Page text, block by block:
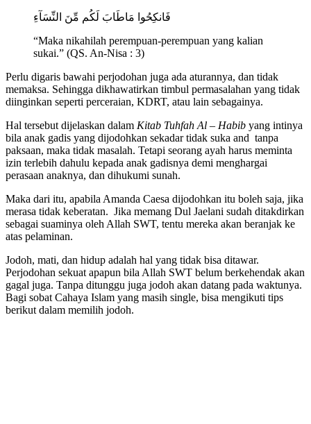
فَانكِحُوا مَاطَابَ لَكُم مِّنَ النِّسَآءِ
“Maka nikahilah perempuan-perempuan yang kalian
sukai.” (QS. An-Nisa : 3)
Perlu digaris bawahi perjodohan juga ada aturannya, dan tidak
memaksa. Sehingga dikhawatirkan timbul permasalahan yang tidak
diinginkan seperti perceraian, KDRT, atau lain sebagainya.
Hal tersebut dijelaskan dalam Kitab Tuhfah Al – Habib yang intinya
bila anak gadis yang dijodohkan sekadar tidak suka and tanpa
paksaan, maka tidak masalah. Tetapi seorang ayah harus meminta
izin terlebih dahulu kepada anak gadisnya demi menghargai
perasaan anaknya, dan dihukumi sunah.
Maka dari itu, apabila Amanda Caesa dijodohkan itu boleh saja, jika
merasa tidak keberatan. Jika memang Dul Jaelani sudah ditakdirkan
sebagai suaminya oleh Allah SWT, tentu mereka akan beranjak ke
atas pelaminan.
Jodoh, mati, dan hidup adalah hal yang tidak bisa ditawar.
Perjodohan sekuat apapun bila Allah SWT belum berkehendak akan
gagal juga. Tanpa ditunggu juga jodoh akan datang pada waktunya.
Bagi sobat Cahaya Islam yang masih single, bisa mengikuti tips
berikut dalam memilih jodoh.